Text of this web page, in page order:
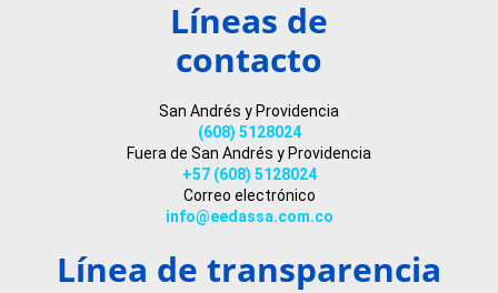
Líneas de
contacto
San Andrés y Providencia
(608) 5128024
Fuera de San Andrés y Providencia
+57 (608) 5128024
Correo electrónico
info@eedassa.com.co
Línea de transparencia